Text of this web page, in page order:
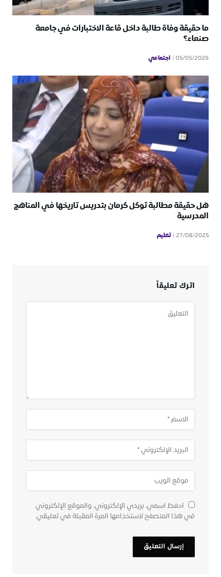
ما حقيقة وفاة طالبة داخل قاعة الاختبارات في جامعة
صنعاء؟
05/05/2026 اجتماعي
هل حقيقة مطالبة توكل كرمان بتدريس تاريخها في المناهج
المدرسية
27/08/2025 تعليم
اترك تعليقاً
احفظ اسمي، بريدي الإلكتروني، والموقع الإلكتروني
في هذا المتصفح لاستخدامها المرة المقبلة في تعليقي.